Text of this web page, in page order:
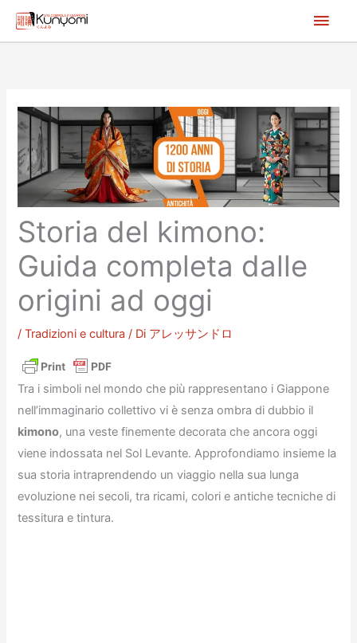
Storia del kimono:
Guida completa dalle
origini ad oggi
/Tradizioni e cultura / Di アレッサンドロ
Tra i simboli nel mondo che più rappresentano i Giappone
nell’immaginario collettivo vi è senza ombra di dubbio il
kimono, una veste finemente decorata che ancora oggi
viene indossata nel Sol Levante. Approfondiamo insieme la
sua storia intraprendendo un viaggio nella sua lunga
evoluzione nei secoli, tra ricami, colori e antiche tecniche di
tessitura e tintura.